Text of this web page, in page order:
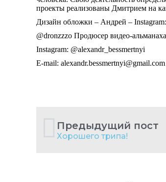
проекты реализованы Дмитрием на
Дизайн обложки – Андрей – Instagram:
@dronzzzo Продюсер видео-
Instagram: @alexandr_bessmertnyi
E-mail: alexandr.bessmertnyi@gmail.com
Предыдущий пост
Хорошего трипа!